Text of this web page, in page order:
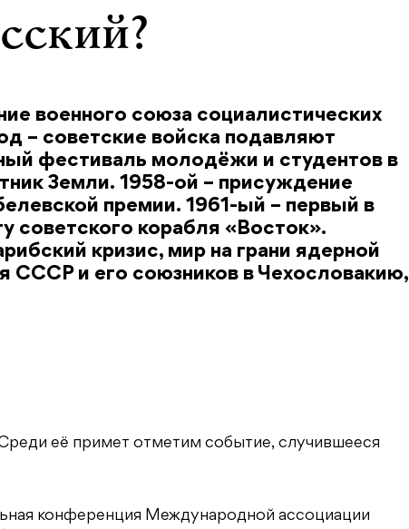
военного союза социалистических
– советские войска подавляют
фестиваль молодёжи и студентов в
Земли. 1958-ой – присуждение
премии. 1961-ый – первый в
советского корабля «Восток».
кризис, мир на грани ядерной
СССР и его союзников в Чехословакию,
её примет отметим событие, случившееся
конференция Международной ассоциации